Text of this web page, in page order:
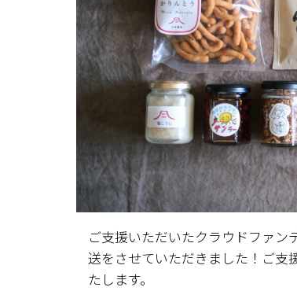
ご支援いただいたクラウドファン
送をさせていただきました！ご支
たします。